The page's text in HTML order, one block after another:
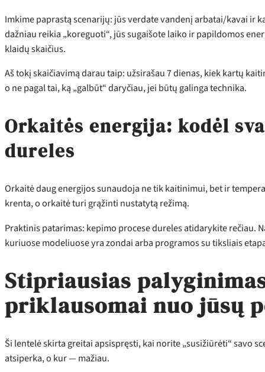
Imkime paprastą scenarijų: jūs verdate vandenį arbatai/kavai ir
dažniau reikia „koreguoti“, jūs sugaišote laiko ir papildomos
klaidų skaičius.
Aš tokį skaičiavimą darau taip: užsirašau 7 dienas, kiek kartų
o ne pagal tai, ką „galbūt“ daryčiau, jei būtų galinga technika.
Orkaitės energija: kodėl
dureles
Orkaitė daug energijos sunaudoja ne tik kaitinimui, bet ir
krenta, o orkaitė turi grąžinti nustatytą režimą.
Praktinis patarimas: kepimo procese dureles atidarykite
kuriuose modeliuose yra zondai arba programos su tiksliais
Stipriausias
priklausomai nuo jūsų
Ši lentelė skirta greitai apsispręsti, kai norite „susižiūrėti“ savo
atsiperka, o kur — mažiau.